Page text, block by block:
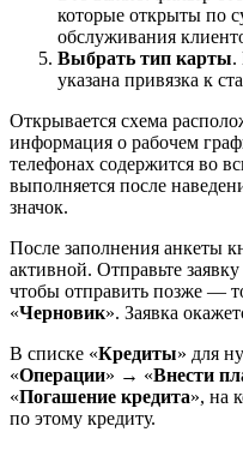
которые открыты по
обслуживания
Выбрать тип карты.
указана привязка к
Открывается схема
информация о рабочем
телефонах содержится во
выполняется после
значок.
После заполнения анкеты
активной. Отправьте
чтобы отправить позже —
«Черновик». Заявка
В списке «Кредиты» для
«Операции» → «Внести
«Погашение кредита», на
по этому кредиту.